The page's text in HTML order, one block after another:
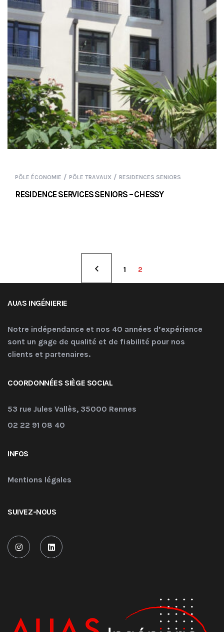
PÔLE ÉCONOMIE / PÔLE TRAVAUX / RESIDENCES SENIORS
RESIDENCE SERVICES SENIORS – CHESSY
1 2
AUAS INGÉNIERIE
Notre indépendance et nos 40 années d’expérience
sont un gage de qualité et de fiabilité pour nos
clients et partenaires.
COORDONNÉES SIÈGE SOCIAL
53 rue Jules Vallès, 35000 Rennes
02 22 91 08 40
INFOS
Mentions légales
SUIVEZ-NOUS